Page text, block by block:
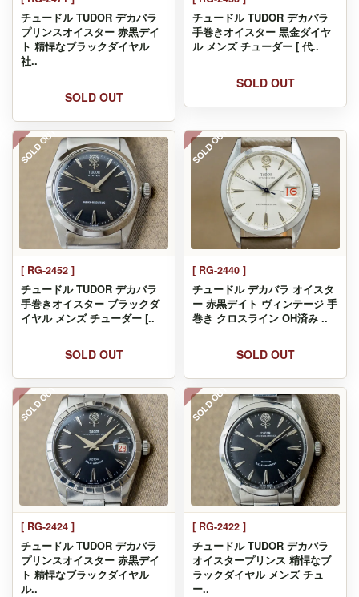
チュードル TUDOR デカバラ
プリンスオイスター 赤黒デイ
ト 精悍なブラックダイヤル
社..
SOLD OUT
チュードル TUDOR デカバラ
手巻きオイスター 黒金ダイヤ
ル メンズ チューダー [ 代..
SOLD OUT
SOLD OUT
[ RG-2452 ]
チュードル TUDOR デカバラ
手巻きオイスター ブラックダ
イヤル メンズ チューダー [..
SOLD OUT
SOLD OUT
[ RG-2440 ]
チュードル デカバラ オイスタ
ー 赤黒デイト ヴィンテージ 手
巻き クロスライン OH済み ..
SOLD OUT
SOLD OUT
[ RG-2424 ]
チュードル TUDOR デカバラ
プリンスオイスター 赤黒デイ
ト 精悍なブラックダイヤル
ル..
SOLD OUT
[ RG-2422 ]
チュードル TUDOR デカバラ
オイスタープリンス 精悍なブ
ラックダイヤル メンズ チュ
ー..